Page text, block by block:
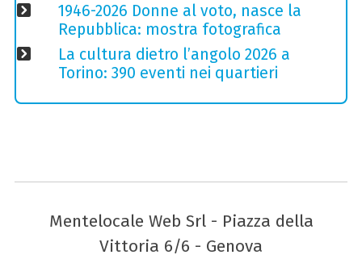
1946-2026 Donne al voto, nasce la
Repubblica: mostra fotografica
La cultura dietro l’angolo 2026 a
Torino: 390 eventi nei quartieri
Mentelocale Web Srl - Piazza della
Vittoria 6/6 - Genova